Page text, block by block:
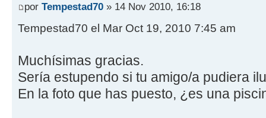
por Tempestad70 » 14 Nov 2010, 16:18
Tempestad70 el Mar Oct 19, 2010 7:45 am
Muchísimas gracias.
Sería estupendo si tu amigo/a pudiera
En la foto que has puesto, ¿es una